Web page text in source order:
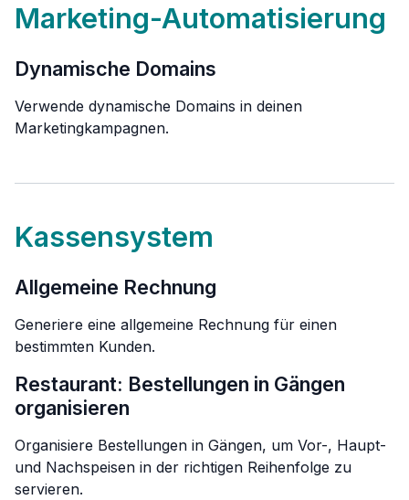
Marketing-Automatisierung
Dynamische Domains
Verwende dynamische Domains in deinen
Marketingkampagnen.
Kassensystem
Allgemeine Rechnung
Generiere eine allgemeine Rechnung für einen
bestimmten Kunden.
Restaurant: Bestellungen in Gängen
organisieren
Organisiere Bestellungen in Gängen, um Vor-, Haupt-
und Nachspeisen in der richtigen Reihenfolge zu
servieren.